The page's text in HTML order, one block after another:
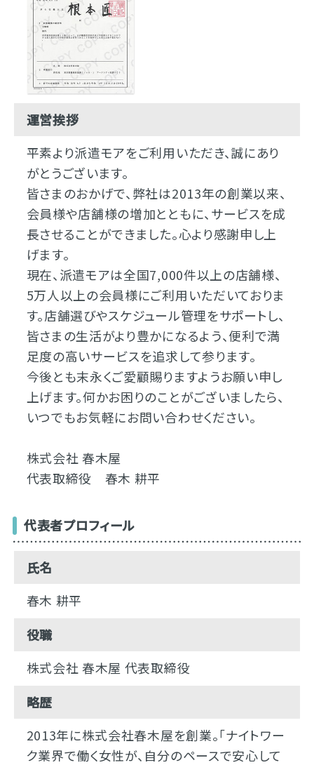
運営挨拶
平素より派遣モアをご利用いただき、誠にあり
がとうございます。
皆さまのおかげで、弊社は2013年の創業以来、
会員様や店舗様の増加とともに、サービスを成
長させることができました。心より感謝申し上
げます。
現在、派遣モアは全国7,000件以上の店舗様、
5万人以上の会員様にご利用いただいておりま
す。店舗選びやスケジュール管理をサポートし、
皆さまの生活がより豊かになるよう、便利で満
足度の高いサービスを追求して参ります。
今後とも末永くご愛顧賜りますようお願い申し
上げます。何かお困りのことがございましたら、
いつでもお気軽にお問い合わせください。
株式会社 春木屋
代表取締役 春木 耕平
代表者プロフィール
氏名
春木 耕平
役職
株式会社 春木屋 代表取締役
略歴
2013年に株式会社春木屋を創業。「ナイトワー
ク業界で働く女性が、自分のペースで安心して